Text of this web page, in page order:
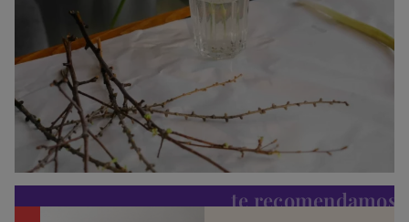
te recomendamos